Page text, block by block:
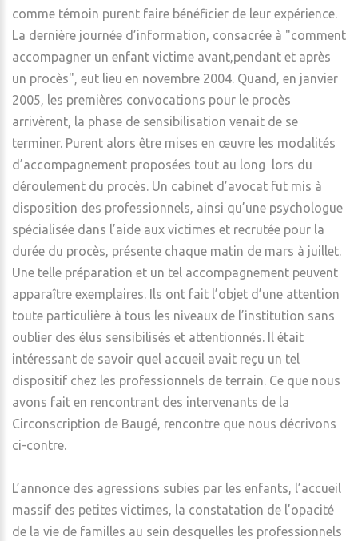
comme témoin purent faire bénéficier de leur expérience.
La dernière journée d’information, consacrée à "comment
accompagner un enfant victime avant,pendant et après
un procès", eut lieu en novembre 2004. Quand, en janvier
2005, les premières convocations pour le procès
arrivèrent, la phase de sensibilisation venait de se
terminer. Purent alors être mises en œuvre les modalités
d’accompagnement proposées tout au long lors du
déroulement du procès. Un cabinet d’avocat fut mis à
disposition des professionnels, ainsi qu’une psychologue
spécialisée dans l’aide aux victimes et recrutée pour la
durée du procès, présente chaque matin de mars à juillet.
Une telle préparation et un tel accompagnement peuvent
apparaître exemplaires. Ils ont fait l’objet d’une attention
toute particulière à tous les niveaux de l’institution sans
oublier des élus sensibilisés et attentionnés. Il était
intéressant de savoir quel accueil avait reçu un tel
dispositif chez les professionnels de terrain. Ce que nous
avons fait en rencontrant des intervenants de la
Circonscription de Baugé, rencontre que nous décrivons
ci-contre.
L’annonce des agressions subies par les enfants, l’accueil
massif des petites victimes, la constatation de l’opacité
de la vie de familles au sein desquelles les professionnels